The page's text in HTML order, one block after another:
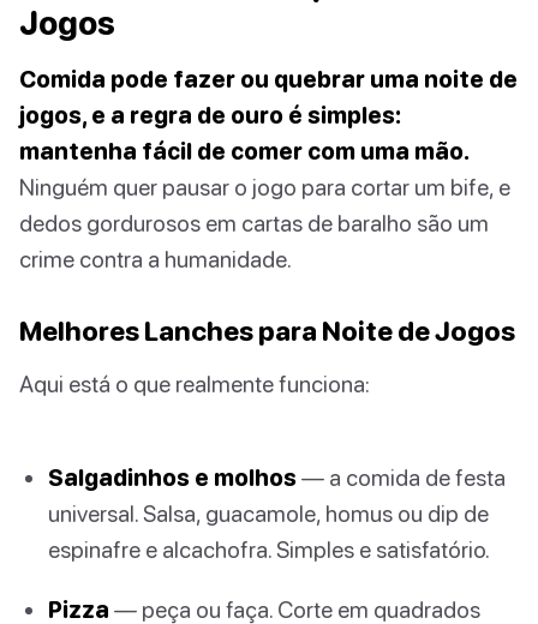
Jogos
Comida pode fazer ou quebrar uma noite de
jogos, e a regra de ouro é simples:
mantenha fácil de comer com uma mão.
Ninguém quer pausar o jogo para cortar um bife, e
dedos gordurosos em cartas de baralho são um
crime contra a humanidade.
Melhores Lanches para Noite de Jogos
Aqui está o que realmente funciona:
Salgadinhos e molhos— a comida de festa
universal. Salsa, guacamole, homus ou dip de
espinafre e alcachofra. Simples e satisfatório.
Pizza — peça ou faça. Corte em quadrados